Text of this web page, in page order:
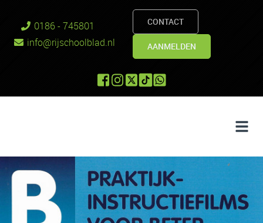
0186 - 745801
info@rijschoolblad.nl
CONTACT
AANMELDEN